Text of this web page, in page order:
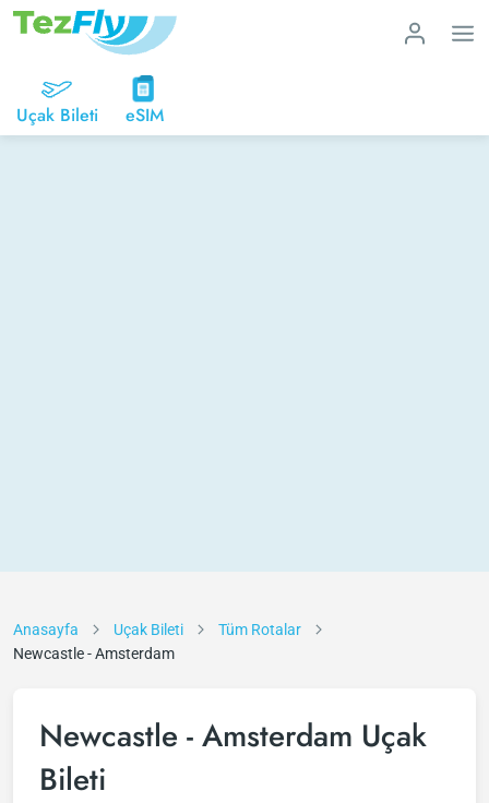
Uçak Bileti eSIM
Anasayfa Uçak Bileti
Tüm Rotalar
Newcastle - Amsterdam
Newcastle - Amsterdam Uçak
Bileti